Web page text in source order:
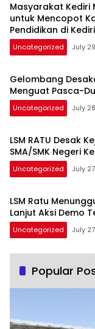
Masyarakat Kediri Mendesak Gubernur Jawa Timur
untuk Mencopot
Pendidikan di Kediri
Uncategorized July
Gelombang
Menguat Pasca-
Uncategorized July
LSM RATU Desak
SMA/SMK Negeri
Uncategorized July
LSM Ratu
Lanjut Aksi Demo
Uncategorized July
Popular